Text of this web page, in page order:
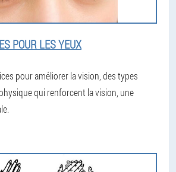
POUR LES YEUX
pour améliorer la vision, des types
qui renforcent la vision, une